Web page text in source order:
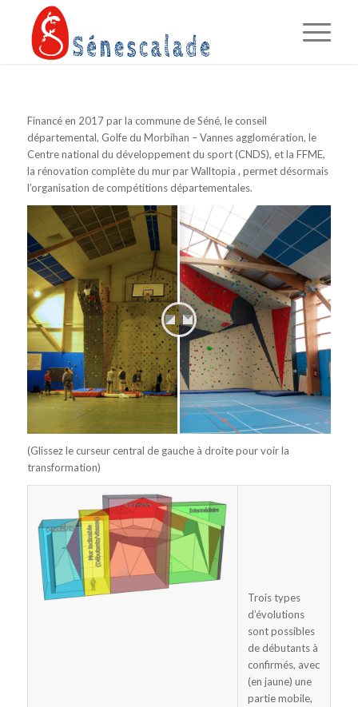
Financé en 2017 par la commune de Séné, le conseil
départemental, Golfe du Morbihan – Vannes agglomération, le
Centre national du développement du sport (CNDS), et la FFME,
la rénovation complète du mur par Walltopia , permet désormais
l’organisation de compétitions départementales.
(Glissez le curseur central de gauche à droite pour voir la
transformation)
Trois types
d’évolutions
sont possibles
de débutants à
confirmés, avec
(en jaune) une
partie mobile,